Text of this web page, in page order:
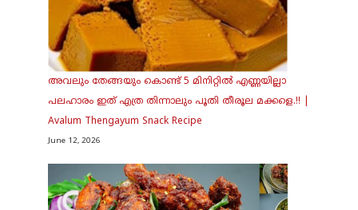
അവലും തേങ്ങയും കൊണ്ട് 5 മിനിറ്റിൽ എണ്ണയില്ലാ
പലഹാരം ഇത് എത്ര തിന്നാലും പൂതി തീരൂല മക്കളെ.!! |
Avalum Thengayum Snack Recipe
June 12, 2026